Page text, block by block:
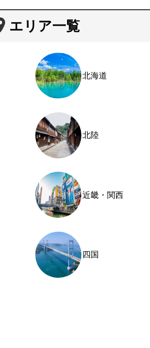
エリア一覧
北海道
北陸
近畿・関西
四国